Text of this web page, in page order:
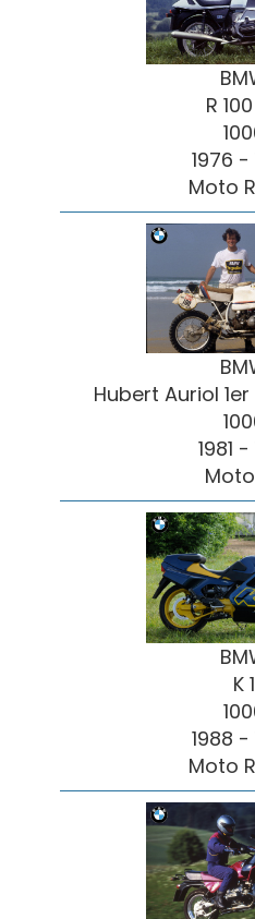
R
1976 -
Moto
Hubert Auriol
1981 -
K 1
1988 -
Moto